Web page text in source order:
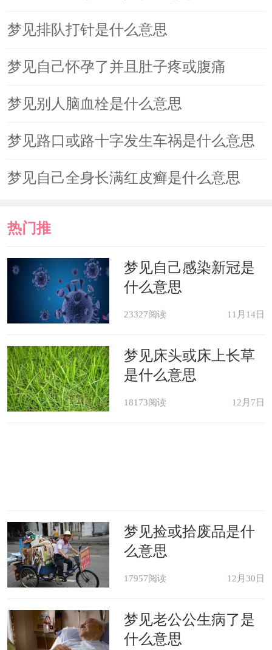
梦见排队打针是什么意思
梦见自己怀孕了并且肚子疼或腹痛
梦见别人脑血栓是什么意思
梦见路口或路十字发生车祸是什么意思
梦见自己全身长满红皮癣是什么意思
热门推
荐
梦见自己感染新冠是
什么意思
23327阅读 11月14日
梦见床头或床上长草
是什么意思
18173阅读 12月7日
梦见捡或拾废品是什
么意思
17957阅读 12月30日
梦见老公公生病了是
什么意思